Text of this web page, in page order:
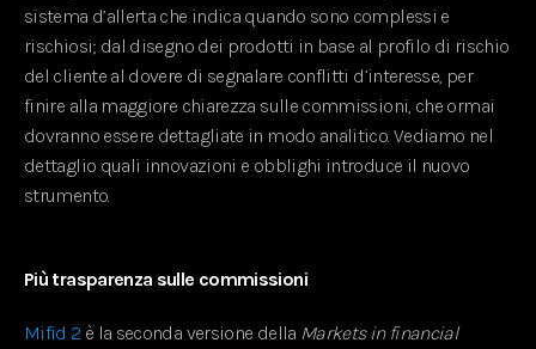
sistema d’allerta che indica quando sono complessi e
rischiosi; dal disegno dei prodotti in base al profilo di rischio
del cliente al dovere di segnalare conflitti d’interesse, per
finire alla maggiore chiarezza sulle commissioni, che ormai
dovranno essere dettagliate in modo analitico. Vediamo nel
dettaglio quali innovazioni e obblighi introduce il nuovo
strumento.
Più trasparenza sulle commissioni
Mifid 2 è la seconda versione della Markets in financial